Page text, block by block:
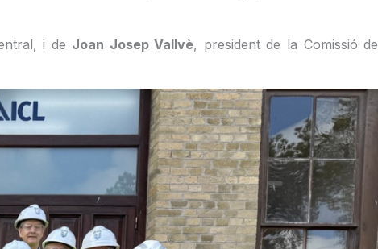
i de Joan Josep Vallvè, president de la Comissió de